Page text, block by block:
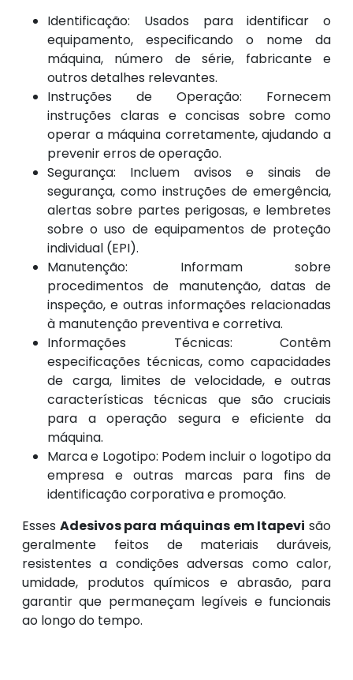
Identificação: Usados para identificar o
equipamento, especificando o nome da
máquina, número de série, fabricante e
outros detalhes relevantes.
Instruções de Operação: Fornecem
instruções claras e concisas sobre como
operar a máquina corretamente, ajudando a
prevenir erros de operação.
Segurança: Incluem avisos e sinais de
segurança, como instruções de emergência,
alertas sobre partes perigosas, e lembretes
sobre o uso de equipamentos de proteção
individual (EPI).
Manutenção: Informam sobre
procedimentos de manutenção, datas de
inspeção, e outras informações relacionadas
à manutenção preventiva e corretiva.
Informações Técnicas: Contêm
especificações técnicas, como capacidades
de carga, limites de velocidade, e outras
características técnicas que são cruciais
para a operação segura e eficiente da
máquina.
Marca e Logotipo: Podem incluir o logotipo da
empresa e outras marcas para fins de
identificação corporativa e promoção.
Esses Adesivos para máquinas em Itapevi são
geralmente feitos de materiais duráveis,
resistentes a condições adversas como calor,
umidade, produtos químicos e abrasão, para
garantir que permaneçam legíveis e funcionais
ao longo do tempo.